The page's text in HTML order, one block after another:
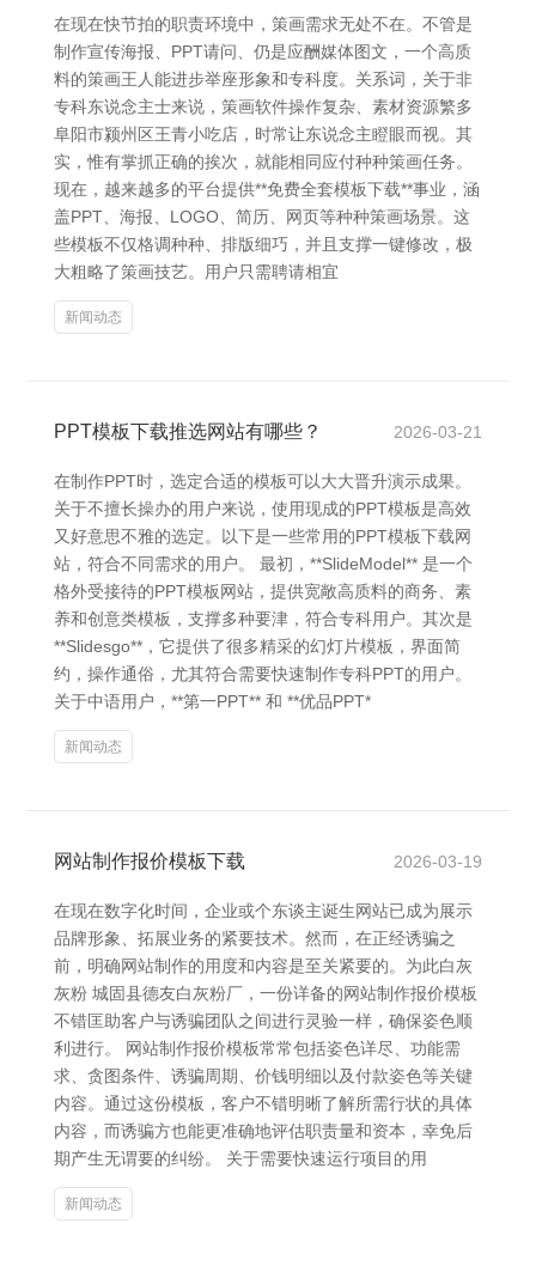
在现在快节拍的职责环境中，策画需求无处不在。不管是
制作宣传海报、PPT请问、仍是应酬媒体图文，一个高质
料的策画王人能进步举座形象和专科度。关系词，关于非
专科东说念主士来说，策画软件操作复杂、素材资源繁多
阜阳市颍州区王青小吃店，时常让东说念主瞪眼而视。其
实，惟有掌抓正确的挨次，就能相同应付种种策画任务。
现在，越来越多的平台提供**免费全套模板下载**事业，涵
盖PPT、海报、LOGO、简历、网页等种种策画场景。这
些模板不仅格调种种、排版细巧，并且支撑一键修改，极
大粗略了策画技艺。用户只需聘请相宜
新闻动态
PPT模板下载推选网站有哪些？ 2026-03-21
在制作PPT时，选定合适的模板可以大大晋升演示成果。
关于不擅长操办的用户来说，使用现成的PPT模板是高效
又好意思不雅的选定。以下是一些常用的PPT模板下载网
站，符合不同需求的用户。 最初，**SlideModel** 是一个
格外受接待的PPT模板网站，提供宽敞高质料的商务、素
养和创意类模板，支撑多种要津，符合专科用户。其次是
**Slidesgo**，它提供了很多精采的幻灯片模板，界面简
约，操作通俗，尤其符合需要快速制作专科PPT的用户。
关于中语用户，**第一PPT** 和 **优品PPT*
新闻动态
网站制作报价模板下载 2026-03-19
在现在数字化时间，企业或个东谈主诞生网站已成为展示
品牌形象、拓展业务的紧要技术。然而，在正经诱骗之
前，明确网站制作的用度和内容是至关紧要的。为此白灰
灰粉 城固县德友白灰粉厂，一份详备的网站制作报价模板
不错匡助客户与诱骗团队之间进行灵验一样，确保姿色顺
利进行。 网站制作报价模板常常包括姿色详尽、功能需
求、贪图条件、诱骗周期、价钱明细以及付款姿色等关键
内容。通过这份模板，客户不错明晰了解所需行状的具体
内容，而诱骗方也能更准确地评估职责量和资本，幸免后
期产生无谓要的纠纷。 关于需要快速运行项目的用
新闻动态